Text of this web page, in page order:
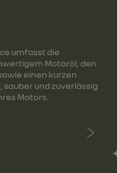
umfasst die
Motoröl, den
einen kurzen
und zuverlässig
Motors.